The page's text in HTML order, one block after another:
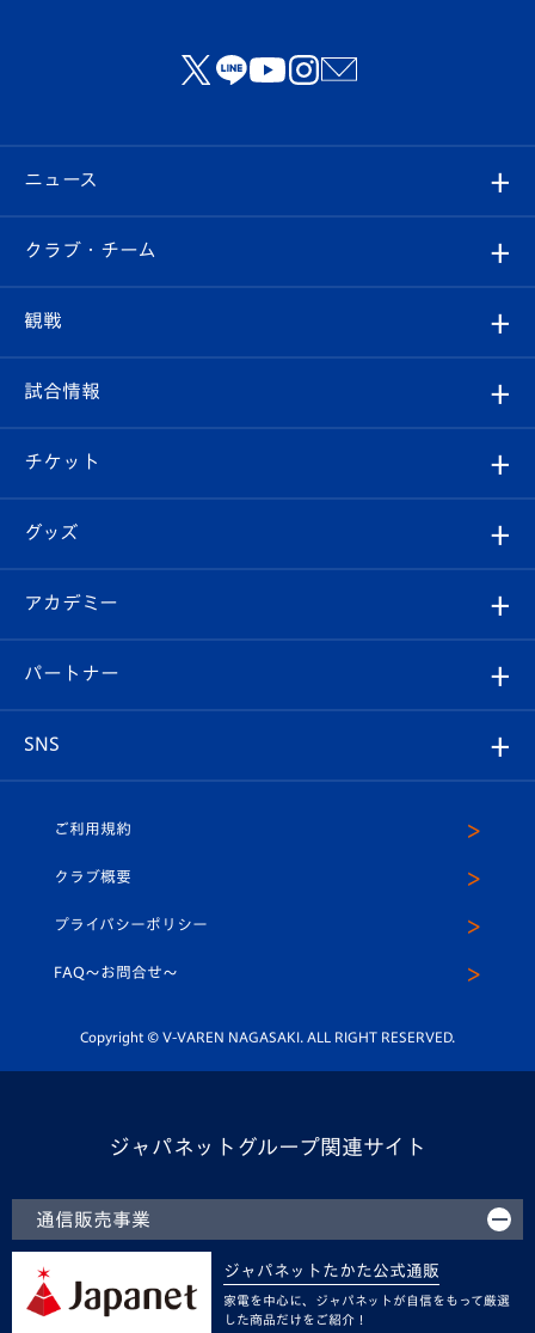
ニュース
すべて
クラブ
試合情報
チケット
イベント
メディア
ホームタウン
クラブ・チーム
クラブ概要
エンブレム紹介
スタッフプロフィール
マスコット紹介
平和祈念活動
ホームタウン活動
観戦
観戦ルール
はじめての観戦ガイド
Revive Team
ヴィヴィくんの長崎おもてなしガイド
試合情報
試合日程/結果
フォトギャラリー
スタジアムグルメ
チケット
チケット
V-LOVERS（ファンクラブ）
プレイヤーズスイート
グッズ
オンラインショップ
店舗情報
アカデミー
育成からのお知らせ
U-18
スクール
パートナー
SNS
ヴィヴィくんインスタグラム
公式LINE＠
ご利用規約
クラブ概要
プライバシーポリシー
FAQ〜お問合せ〜
Copyright © V-VAREN NAGASAKI. ALL RIGHT RESERVED.
ジャパネットグループ関連サイト
通信販売事業
ジャパネットたかた公式通販
家電を中心に、ジャパネットが自信をもって厳選
した商品だけをご紹介！